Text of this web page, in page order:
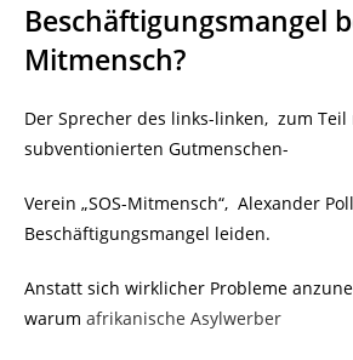
Beschäftigungsmangel
Mitmensch?
Der Sprecher des links-linken, zum
subventionierten Gutmenschen-
Verein „SOS-Mitmensch“, Alexander
Beschäftigungsmangel leiden.
Anstatt sich wirklicher Probleme
warum afrikanische Asylwerber